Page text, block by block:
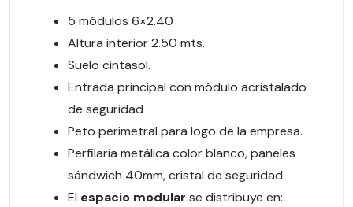
5 módulos 6×2.40
Altura interior 2.50 mts.
Suelo cintasol.
Entrada principal con módulo acristalado
de seguridad
Peto perimetral para logo de la empresa.
Perfilaría metálica color blanco, paneles
sándwich 40mm, cristal de seguridad.
El espacio modular se distribuye en: